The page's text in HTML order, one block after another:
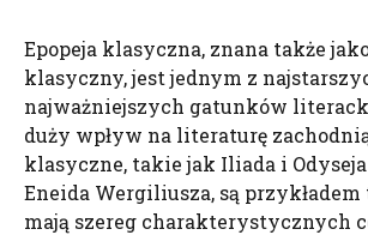
Epopeja klasyczna, znana także
klasyczny, jest jednym z
najważniejszych gatunków
duży wpływ na literaturę
klasyczne, takie jak Iliada i
Eneida Wergiliusza, są
mają szereg charakterystycznych